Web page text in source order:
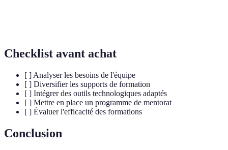
Checklist avant achat
[ ] Analyser les besoins de l'équipe
[ ] Diversifier les supports de formation
[ ] Intégrer des outils technologiques adaptés
[ ] Mettre en place un programme de mentorat
[ ] Évaluer l'efficacité des formations
Conclusion